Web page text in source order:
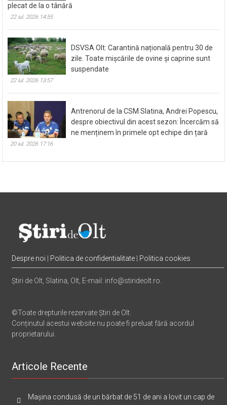
plecat de la o tânără
22 iul. 2026 14:55
DSVSA Olt: Carantină națională pentru 30 de
zile. Toate mișcările de ovine și caprine sunt
suspendate
22 iul. 2026 13:57
Antrenorul de la CSM Slatina, Andrei Popescu,
despre obiectivul din acest sezon: Încercăm să
ne menținem în primele opt echipe din țară
20 iul. 2026 17:16
Despre noi Politica de confidentialitate Politica cookies
Știri de Olt, Slatina, Olt, E-mail: info@stirideolt.ro.
©Toate drepturile rezervate Știri de Olt.
Conținutul acestui website nu poate fi preluat fără acordul
proprietarului.
Articole Recente
Mașina condusă de un bărbat de 51 de ani a lovit un cap de